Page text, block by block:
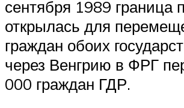
сентября 1989 граница
открылась для
граждан обоих
через Венгрию в ФРГ
000 граждан ГДР.